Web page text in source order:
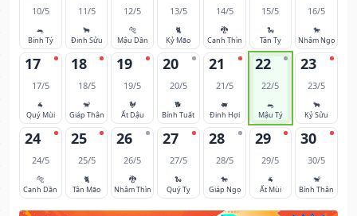
10/5
🐀
Bính Tý
11/5
🐂
Đinh Sửu
12/5
🐅
Mậu Dần
13/5
🐈
Kỷ Mão
14/5
🐉
Canh Thìn
15/5
🐍
Tân Tỵ
16/5
🐎
Nhâm Ngọ
17
17/5
🐐
Quý Mùi
18
18/5
🐒
Giáp Thân
19
19/5
🐓
Ất Dậu
20
20/5
🐕
Bính Tuất
21
21/5
🐖
Đinh Hợi
22
22/5
🐀
Mậu Tý
23
23/5
🐂
Kỷ Sửu
24
24/5
🐅
Canh Dần
25
25/5
🐈
Tân Mão
26
26/5
🐉
Nhâm Thìn
27
27/5
🐍
Quý Tỵ
28
28/5
🐎
Giáp Ngọ
29
29/5
🐐
Ất Mùi
30
30/5
🐒
Bính Thân